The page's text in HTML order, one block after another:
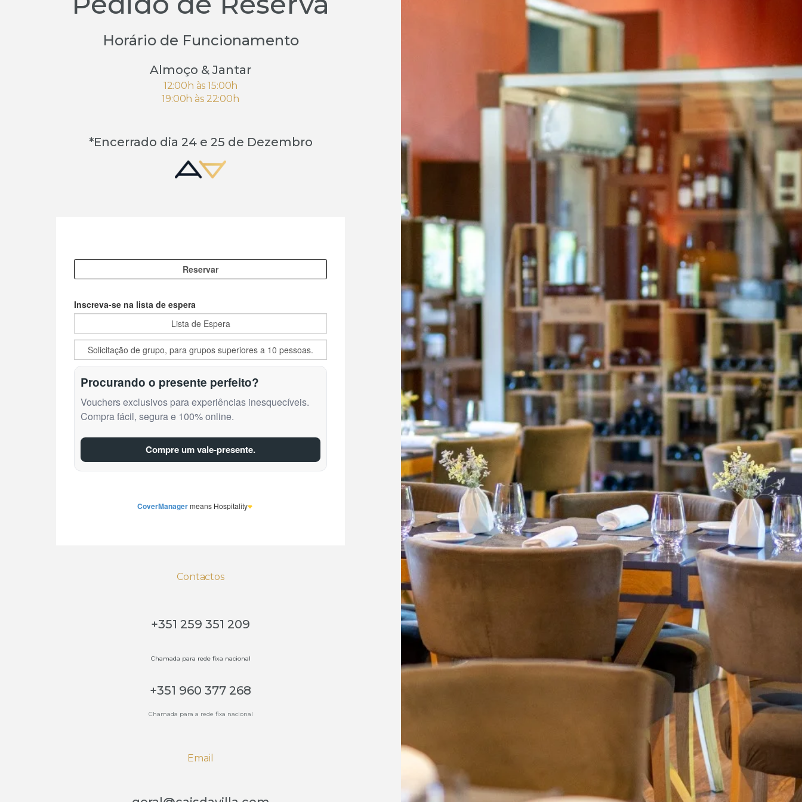
Horário de Funcionamento
Almoço & Jantar
12:00h às 15:00h
19:00h às 22:00h
*Encerrado dia 24 e 25 de Dezembro
Contactos
+351 259 351 209
Chamada para rede fixa nacional
+351 960 377 268
Chamada para a rede fixa nacional
Email
| Chamada para a rede fixa